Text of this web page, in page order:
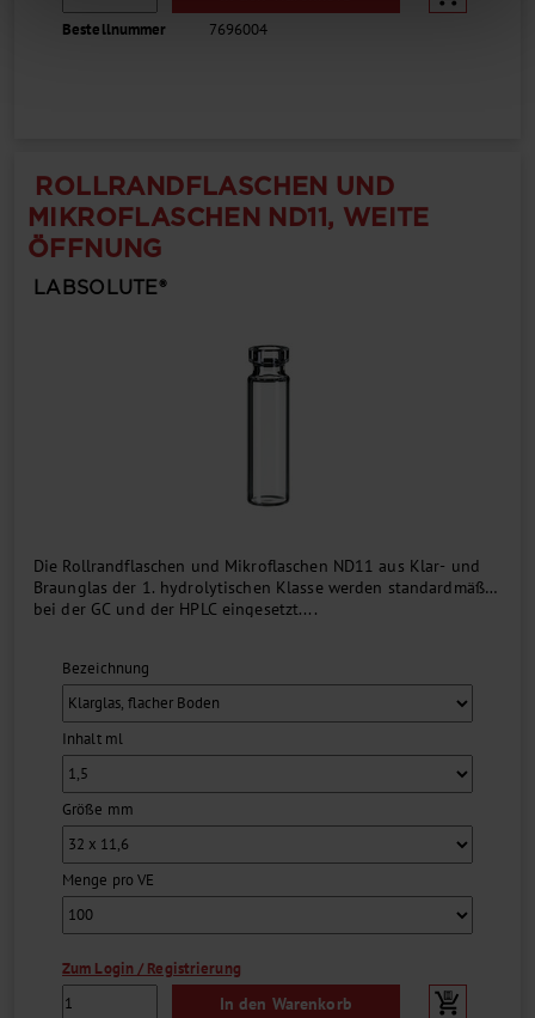
Bestellnummer 7696004
ROLLRANDFLASCHEN UND
MIKROFLASCHEN ND11, WEITE
ÖFFNUNG
LABSOLUTE®
Die Rollrandflaschen und Mikroflaschen ND11 aus Klar- und
Braunglas der 1. hydrolytischen Klasse werden standardmäßig
bei der GC und der HPLC eingesetzt....
Bezeichnung
Inhalt ml
Größe mm
Menge pro VE
Zum Login / Registrierung
In den Warenkorb